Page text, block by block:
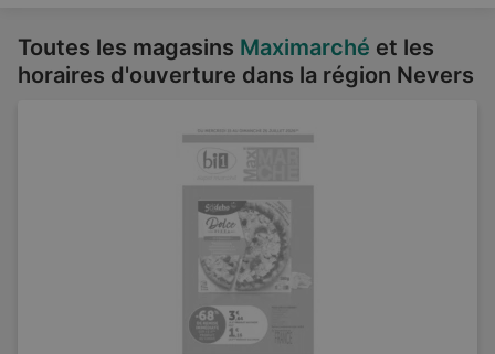
Toutes les magasins Maximarché et les
horaires d'ouverture dans la région Nevers